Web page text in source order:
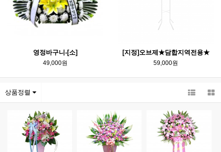
영정바구니-[소]
49,000원
[지정]오브제★담합지역전용★
59,000원
상품정렬